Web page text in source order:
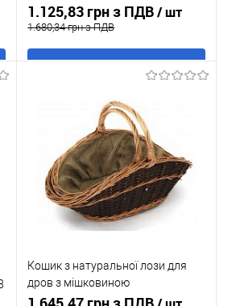
1.125,83 грн з ПДВ/ шт
1.680,34 грн з ПДВ
В кошик
Купити в 1 клік
порівняння
У обране
В наявності
Кошик з натуральної лози для
дров з мішковиною
комбінований 63x43cm h 48